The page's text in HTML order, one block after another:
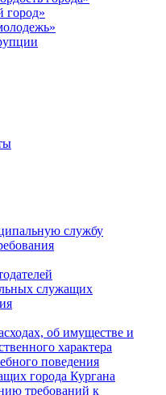
службу
служащих
об имуществе и
характера
поведения
города Кургана
требований к